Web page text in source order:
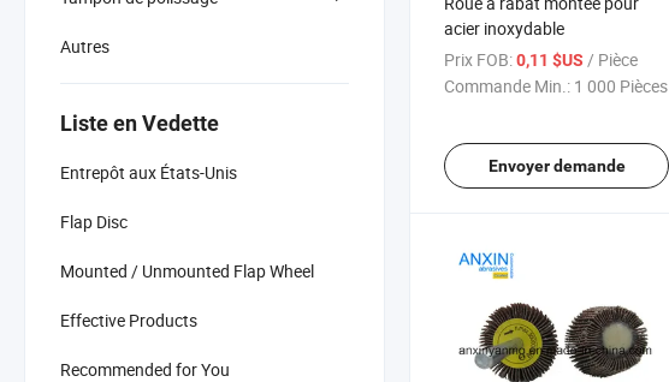
Autres
Liste en Vedette
Entrepôt aux États-Unis
Flap Disc
Mounted / Unmounted Flap Wheel
Effective Products
Recommended for You
acier inoxydable
Prix FOB:0,11 $US / Pièce
Commande Min.: 1 000 Pièces
Envoyer demande